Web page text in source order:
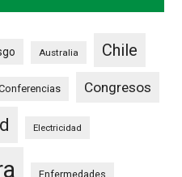
Australia Chile
Congresos
Electricidad
Enfermedades